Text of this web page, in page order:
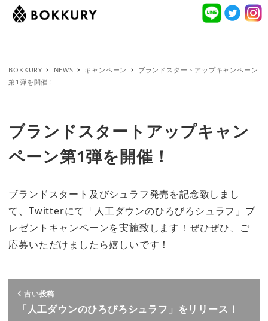
BOKKURY NEWS キャンペーン
ブランドスタートアップキャンペーン
第1弾を開催！
ブランドスタートアップキャン
ペーン第1弾を開催！
ブランドスタート及びシュラフ発売を記念致しまし
て、Twitterにて「人工ダウンのひろびろシュラフ」プ
レゼントキャンペーンを実施致します！ぜひぜひ、ご
応募いただけましたら嬉しいです！
古い投稿
「人工ダウンのひろびろシュラフ」をリリース！